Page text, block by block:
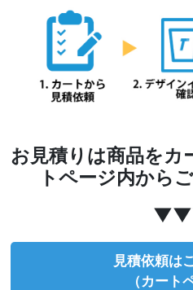
お見積りは商品をカ
トページ内から
見積依頼は
（カート